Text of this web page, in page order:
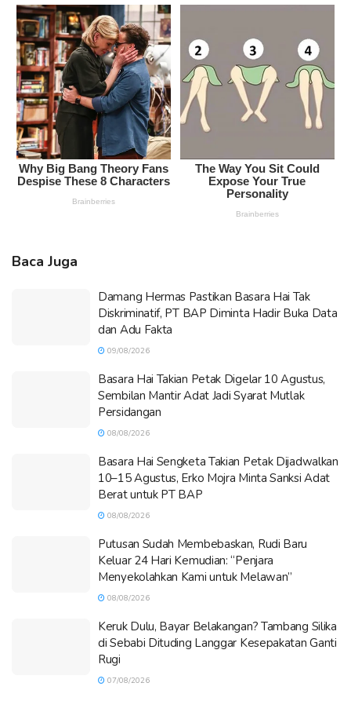
Baca Juga
Damang Hermas Pastikan Basara Hai Tak
Diskriminatif, PT BAP Diminta Hadir Buka Data
dan Adu Fakta
09/08/2026
Basara Hai Takian Petak Digelar 10 Agustus,
Sembilan Mantir Adat Jadi Syarat Mutlak
Persidangan
08/08/2026
Basara Hai Sengketa Takian Petak Dijadwalkan
10–15 Agustus, Erko Mojra Minta Sanksi Adat
Berat untuk PT BAP
08/08/2026
Putusan Sudah Membebaskan, Rudi Baru
Keluar 24 Hari Kemudian: “Penjara
Menyekolahkan Kami untuk Melawan”
08/08/2026
Keruk Dulu, Bayar Belakangan? Tambang Silika
di Sebabi Dituding Langgar Kesepakatan Ganti
Rugi
07/08/2026